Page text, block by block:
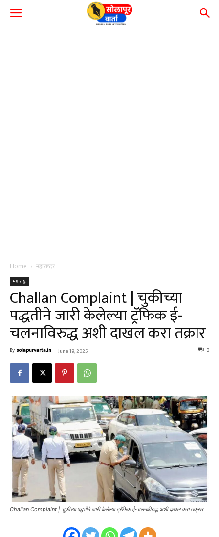
Home महाराष्ट्र
महाराष्ट्र
Challan Complaint | चुकीच्या
पद्धतीने जारी केलेल्या ट्रॅफिक ई-
चलनाविरुद्ध अशी दाखल करा तक्रार
By solapurvarta.in - June 19, 2025 0
Challan Complaint | चुकीच्या पद्धतीने जारी केलेल्या ट्रॅफिक ई-चलनाविरुद्ध अशी दाखल करा तक्रार